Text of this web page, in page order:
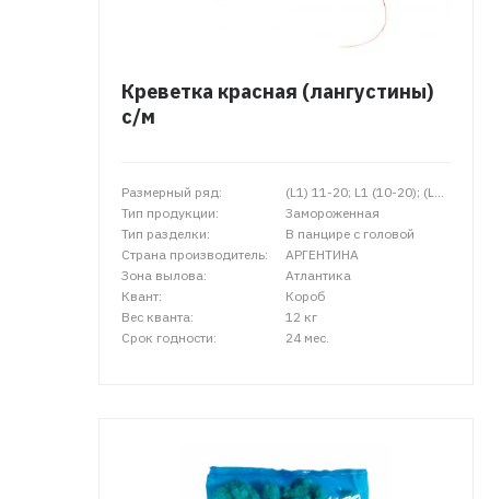
Креветка красная (лангустины)
с/м
Размерный ряд:
(L1) 11-20; L1 (10-20); (L2) 21-30; L2 (20-30); L3 (31-40); (С1) 36-45
Тип продукции:
Замороженная
Тип разделки:
В панцире с головой
Страна производитель:
АРГЕНТИНА
Зона вылова:
Атлантика
Квант:
Короб
Вес кванта:
12 кг
Срок годности:
24 мес.